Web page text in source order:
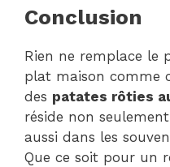
Conclusion
Rien ne remplace le
plat maison comme
des patates rôties
réside non
aussi dans les
Que ce soit pour un